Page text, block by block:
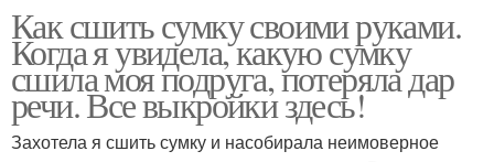
Как сшить сумку своими руками.
Когда я увидела, какую сумку
сшила моя подруга, потеряла дар
речи. Все выкройки здесь!
Захотела я сшить сумку и насобирала неимоверное